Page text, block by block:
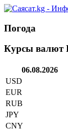
Погода
Курсы
06.08.2026
USD
EUR
RUB
JPY
CNY